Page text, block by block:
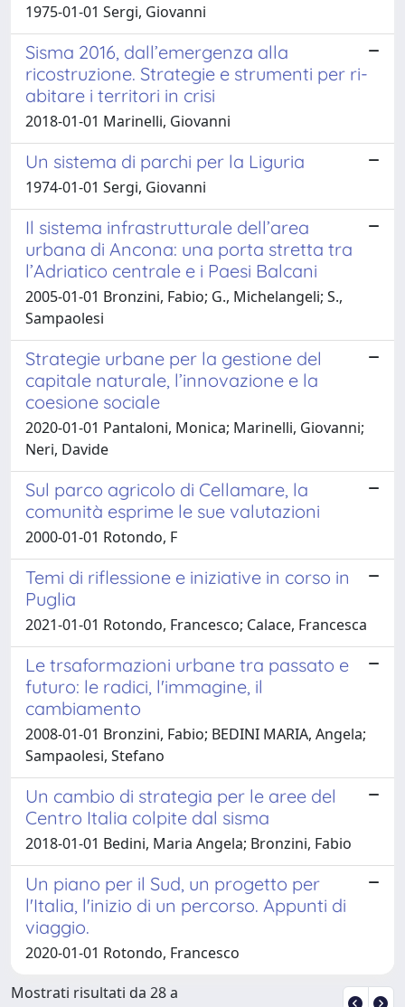
1975-01-01 Sergi, Giovanni
Sisma 2016, dall’emergenza alla
ricostruzione. Strategie e strumenti per ri-
abitare i territori in crisi
2018-01-01 Marinelli, Giovanni
Un sistema di parchi per la Liguria
1974-01-01 Sergi, Giovanni
Il sistema infrastrutturale dell’area
urbana di Ancona: una porta stretta tra
l’Adriatico centrale e i Paesi Balcani
2005-01-01 Bronzini, Fabio; G., Michelangeli; S.,
Sampaolesi
Strategie urbane per la gestione del
capitale naturale, l’innovazione e la
coesione sociale
2020-01-01 Pantaloni, Monica; Marinelli, Giovanni;
Neri, Davide
Sul parco agricolo di Cellamare, la
comunità esprime le sue valutazioni
2000-01-01 Rotondo, F
Temi di riflessione e iniziative in corso in
Puglia
2021-01-01 Rotondo, Francesco; Calace, Francesca
Le trsaformazioni urbane tra passato e
futuro: le radici, l'immagine, il
cambiamento
2008-01-01 Bronzini, Fabio; BEDINI MARIA, Angela;
Sampaolesi, Stefano
Un cambio di strategia per le aree del
Centro Italia colpite dal sisma
2018-01-01 Bedini, Maria Angela; Bronzini, Fabio
Un piano per il Sud, un progetto per
l'Italia, l'inizio di un percorso. Appunti di
viaggio.
2020-01-01 Rotondo, Francesco
Mostrati risultati da 28 a